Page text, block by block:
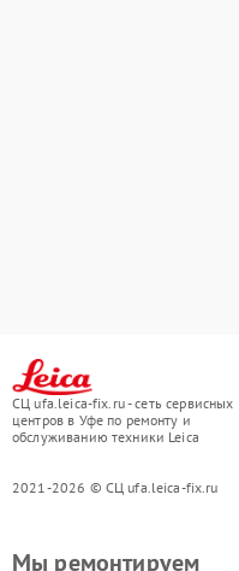
СЦ ufa.leica-fix.ru - сеть сервисных
центров в Уфе по ремонту и
обслуживанию техники Leica
2021-2026 © СЦ ufa.leica-fix.ru
Мы ремонтируем